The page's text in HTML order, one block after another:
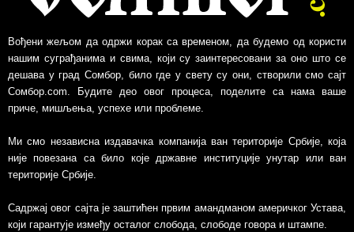
Вођени жељом да одржи корак са временом, да будемо од користи
нашим суграђанима и свима, који су заинтересовани за оно што се
дешава у град Сомбор, било где у свету су они, створили смо сајт
Сомбор.com. Будите део овог процеса, поделите са нама ваше
приче, мишљења, успехе или проблеме.
Ми смо независна издавачка компанија ван територије Србије, којa
није повезанa са било које државне институције унутар или ван
територије Србије.
Садржај овог сајта је заштићен првим амандманом америчког Устава,
који гарантује између осталог слобода, слободе говора и штампе.